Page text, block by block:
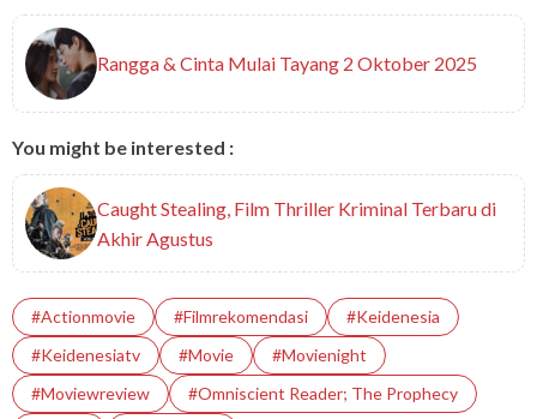
Rangga & Cinta Mulai Tayang 2 Oktober 2025
You might be interested :
Caught Stealing, Film Thriller Kriminal Terbaru di
Akhir Agustus
#actionmovie #filmrekomendasi
#Keidenesia
#Keidenesiatv
#Movie
#movienight
#moviewreview
#Omniscient Reader; The Prophecy